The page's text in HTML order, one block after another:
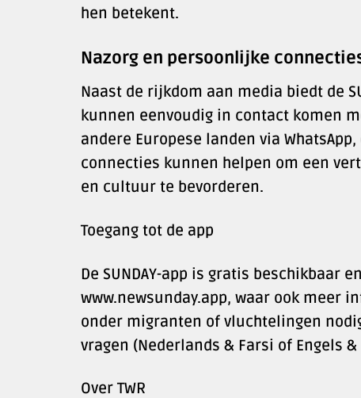
hen betekent.
Nazorg en persoonlijke
Naast de rijkdom aan media biedt de
kunnen eenvoudig in contact komen
andere Europese landen via
connecties kunnen helpen om een
en cultuur te bevorderen.
Toegang tot de app
De SUNDAY-app is gratis beschikbaar
www.newsunday.app, waar ook meer
onder migranten of vluchtelingen
vragen (Nederlands & Farsi of Engels &
Over TWR